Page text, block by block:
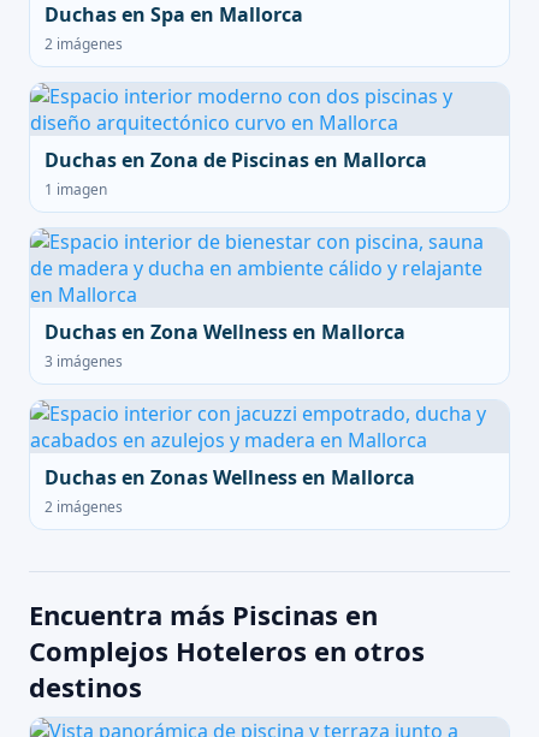
Duchas en Spa en Mallorca
2 imágenes
Duchas en Zona de Piscinas en Mallorca
1 imagen
Duchas en Zona Wellness en Mallorca
3 imágenes
Duchas en Zonas Wellness en Mallorca
2 imágenes
Encuentra más Piscinas en
Complejos Hoteleros en otros
destinos